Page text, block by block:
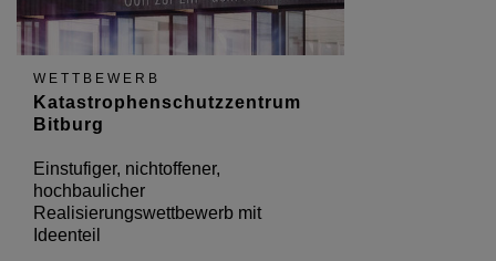
WETTBEWERB
Katastrophenschutzzentrum
Bitburg
Einstufiger, nichtoffener,
hochbaulicher
Realisierungswettbewerb mit
Ideenteil